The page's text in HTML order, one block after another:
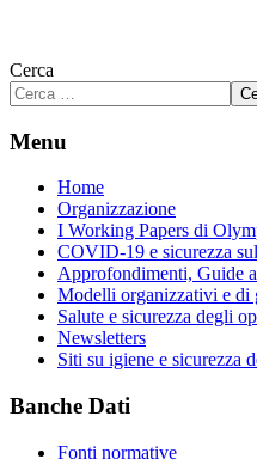
Cerca
Menu
Home
Organizzazione
I Working Papers di
COVID-19 e sicurezza
Approfondimenti, Guide
Modelli organizzativi e di
Salute e sicurezza degli
Newsletters
Siti su igiene e sicurezza
Banche Dati
Fonti normative